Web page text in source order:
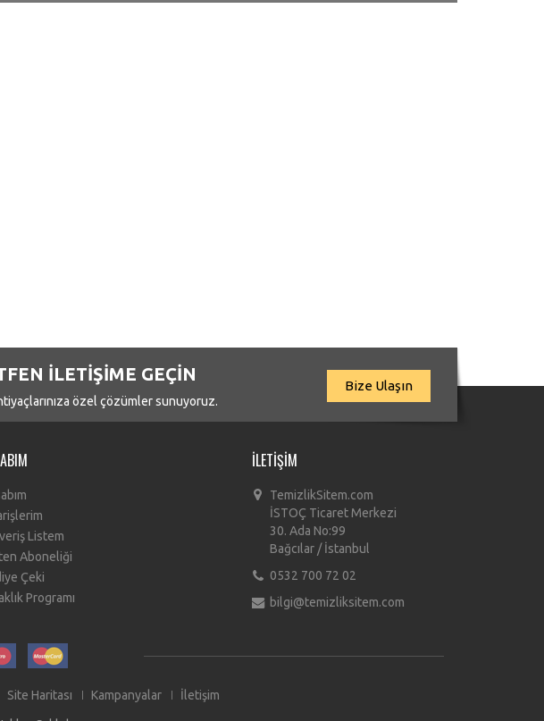
İLETİŞİME GEÇİN
özel çözümler sunuyoruz.
Bize Ulaşın
Listem
Aboneliği
Çeki
Programı
İLETIŞIM
TemizlikSitem.com
İSTOÇ Ticaret Merkezi
30. Ada No:99
Bağcılar / İstanbul
0532 700 72 02
bilgi@temizliksitem.com
Site Haritası Kampanyalar İletişim